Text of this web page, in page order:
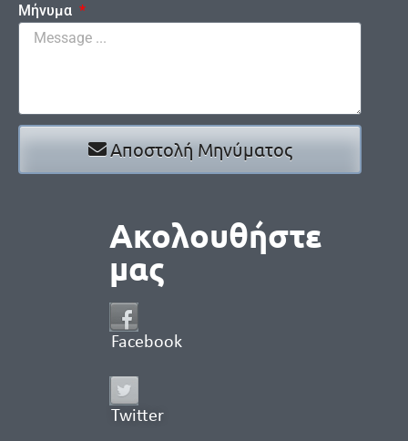
Μήνυμα
Αποστολή Μηνύματος
Ακολουθήστε
μας
Facebook
Twitter